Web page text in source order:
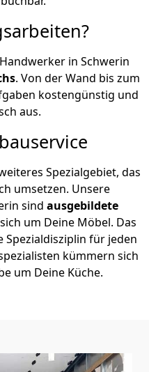
in Schwerin
. Von der Wand bis zum
kostengünstig und
aus.
Spezialgebiet, das
umsetzen. Unsere
sind ausgebildete
um Deine Möbel. Das
Spezialdisziplin für jeden
kümmern sich
um Deine Küche.